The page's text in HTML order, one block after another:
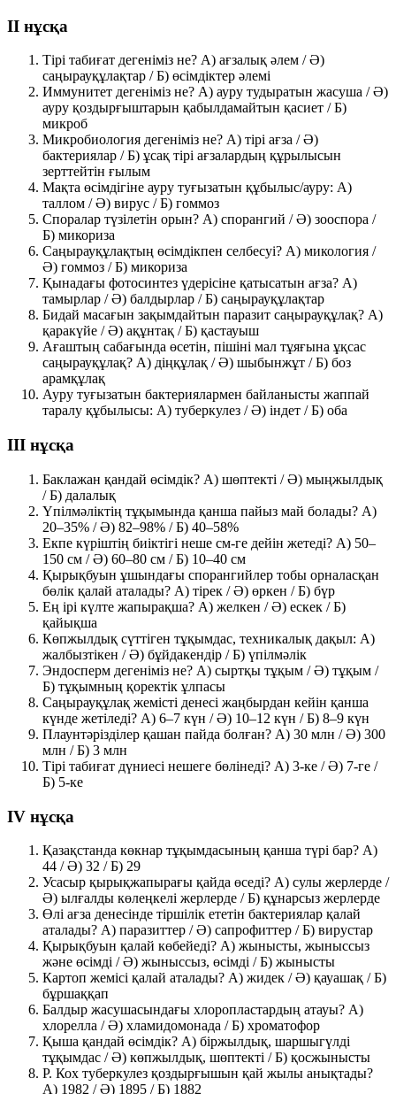
II нұсқа
Тірі табиғат дегеніміз не? A) ағзалық әлем / Ә)
саңырауқұлақтар / Б) өсімдіктер әлемі
Иммунитет дегеніміз не? A) ауру тудыратын жасуша /Ә)
ауру қоздырғыштарын қабылдамайтын қасиет / Б)
микроб
Микробиология дегеніміз не? A) тірі ағза / Ә)
бактериялар /Б) ұсақ тірі ағзалардың құрылысын
зерттейтін ғылым
Мақта өсімдігіне ауру туғызатын құбылыс/ауру: A)
таллом / Ә) вирус /Б) гоммоз
Споралар түзілетін орын? A) спорангий / Ә) зооспора /
Б) микориза
Саңырауқұлақтың өсімдікпен селбесуі? A) микология /
Ә) гоммоз /Б) микориза
Қынадағы фотосинтез үдерісіне қатысатын ағза? A)
тамырлар /Ә) балдырлар / Б) саңырауқұлақтар
Бидай масағын зақымдайтын паразит саңырауқұлақ? A)
қаракүйе / Ә) ақұнтақ / Б) қастауыш
Ағаштың сабағында өсетін, пішіні мал тұяғына ұқсас
саңырауқұлақ? A) діңқұлақ / Ә) шыбынжұт / Б) боз
арамқұлақ
Ауру туғызатын бактериялармен байланысты жаппай
таралу құбылысы: A) туберкулез / Ә) індет / Б) оба
III нұсқа
Баклажан қандай өсімдік? A) шөптекті / Ә) мыңжылдық
/ Б) далалық
Үпілмәліктің тұқымында қанша пайыз май болады? A)
20–35% / Ә) 82–98% /Б) 40–58%
Екпе күріштің биіктігі неше см-ге дейін жетеді? A) 50–
150 см / Ә) 60–80 см / Б) 10–40 см
Қырықбуын ұшындағы спорангийлер тобы орналасқан
бөлік қалай аталады? A) тірек / Ә) өркен /Б) бүр
Ең ірі күлте жапырақша? A) желкен / Ә) ескек / Б)
қайықша
Көпжылдық сүттіген тұқымдас, техникалық дақыл: A)
жалбызтікен / Ә) бұйдакендір /Б) үпілмәлік
Эндосперм дегеніміз не? A) сыртқы тұқым / Ә) тұқым /
Б) тұқымның қоректік ұлпасы
Саңырауқұлақ жемісті денесі жаңбырдан кейін қанша
күнде жетіледі? A) 6–7 күн / Ә) 10–12 күн / Б) 8–9 күн
Плаунтәрізділер қашан пайда болған? A) 30 млн /Ә) 300
млн / Б) 3 млн
Тірі табиғат дүниесі нешеге бөлінеді? A) 3-ке / Ә) 7-ге /
Б) 5-ке
IV нұсқа
Қазақстанда көкнар тұқымдасының қанша түрі бар? A)
44 / Ә) 32 / Б) 29
Усасыр қырықжапырағы қайда өседі? A) сулы жерлерде /
Ә) ылғалды көлеңкелі жерлерде / Б) құнарсыз жерлерде
Өлі ағза денесінде тіршілік ететін бактериялар қалай
аталады? A) паразиттер /Ә) сапрофиттер / Б) вирустар
Қырықбуын қалай көбейеді? A) жынысты, жыныссыз
және өсімді / Ә) жыныссыз, өсімді / Б) жынысты
Картоп жемісі қалай аталады? A) жидек / Ә) қауашақ / Б)
бұршаққап
Балдыр жасушасындағы хлоропластардың атауы? A)
хлорелла / Ә) хламидомонада /Б) хроматофор
Қыша қандай өсімдік? A) біржылдық, шаршыгүлді
тұқымдас / Ә) көпжылдық, шөптекті / Б) қосжынысты
Р. Кох туберкулез қоздырғышын қай жылы анықтады?
A) 1982 / Ә) 1895 /Б) 1882